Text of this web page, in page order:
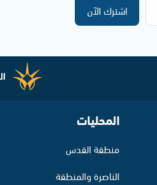
اشترك الآن
المحليات
منطقة القدس
الناصرة والمنطقة